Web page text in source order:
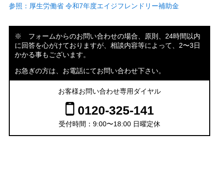
参照：厚生労働省 令和7年度エイジフレンドリー補助金
※ フォームからのお問い合わせの場合、原則、24時間以内
に回答を心がけておりますが、相談内容等によって、2〜3日
かかる事もございます。
お急ぎの方は、お電話にてお問い合わせ下さい。
お客様お問い合わせ専用ダイヤル
0120-325-141
受付時間：9:00〜18:00 日曜定休